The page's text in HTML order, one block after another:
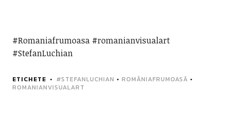
#Romaniafrumoasa #romanianvisualart
#StefanLuchian
ETICHETE #STEFANLUCHIAN • ROMÂNIAFRUMOASĂ •
ROMANIANVISUALART